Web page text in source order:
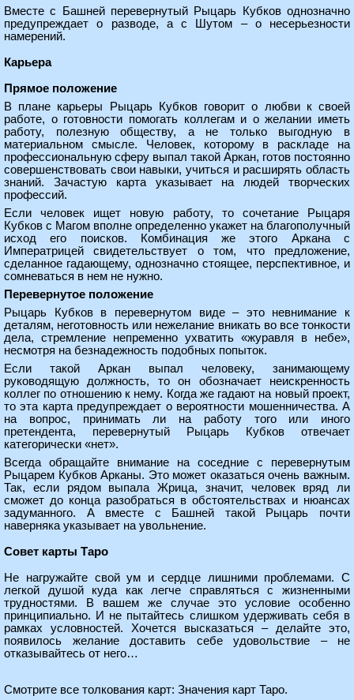
Вместе с Башней перевернутый Рыцарь Кубков однозначно
предупреждает о разводе, а с Шутом – о несерьезности
намерений.
Карьера
Прямое положение
В плане карьеры Рыцарь Кубков говорит о любви к своей
работе, о готовности помогать коллегам и о желании иметь
работу, полезную обществу, а не только выгодную в
материальном смысле. Человек, которому в раскладе на
профессиональную сферу выпал такой Аркан, готов постоянно
совершенствовать свои навыки, учиться и расширять область
знаний. Зачастую карта указывает на людей творческих
профессий.
Если человек ищет новую работу, то сочетание Рыцаря
Кубков с Магом вполне определенно укажет на благополучный
исход его поисков. Комбинация же этого Аркана с
Императрицей свидетельствует о том, что предложение,
сделанное гадающему, однозначно стоящее, перспективное, и
сомневаться в нем не нужно.
Перевернутое положение
Рыцарь Кубков в перевернутом виде – это невнимание к
деталям, неготовность или нежелание вникать во все тонкости
дела, стремление непременно ухватить «журавля в небе»,
несмотря на безнадежность подобных попыток.
Если такой Аркан выпал человеку, занимающему
руководящую должность, то он обозначает неискренность
коллег по отношению к нему. Когда же гадают на новый проект,
то эта карта предупреждает о вероятности мошенничества. А
на вопрос, принимать ли на работу того или иного
претендента, перевернутый Рыцарь Кубков отвечает
категорически «нет».
Всегда обращайте внимание на соседние с перевернутым
Рыцарем Кубков Арканы. Это может оказаться очень важным.
Так, если рядом выпала Жрица, значит, человек вряд ли
сможет до конца разобраться в обстоятельствах и нюансах
задуманного. А вместе с Башней такой Рыцарь почти
наверняка указывает на увольнение.
Совет карты Таро
Не нагружайте свой ум и сердце лишними проблемами. С
легкой душой куда как легче справляться с жизненными
трудностями. В вашем же случае это условие особенно
принципиально. И не пытайтесь слишком удерживать себя в
рамках условностей. Хочется высказаться – делайте это,
появилось желание доставить себе удовольствие – не
отказывайтесь от него…
Смотрите все толкования карт: Значения карт Таро.